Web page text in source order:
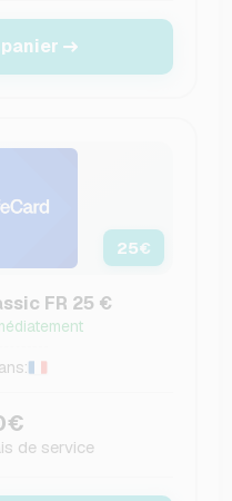
25€
FR 25 €
de service